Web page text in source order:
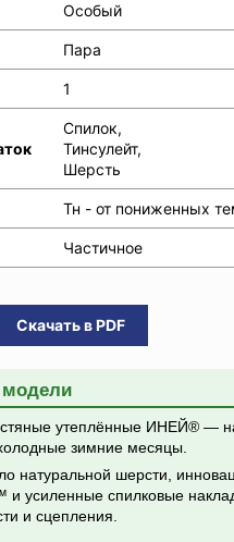
Особый
Пара
1
Спилок,
Тинсулейт,
Шерсть
Тн - от пониженных
Частичное
Скачать в PDF
модели
утеплённые ИНЕЙ® —
зимние месяцы.
натуральной шерсти,
усиленные спилковые
и сцепления.